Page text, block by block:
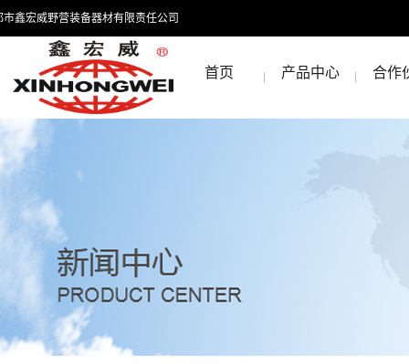
市鑫宏威野营装备器材有限责任公司
首页 产品中心 合作